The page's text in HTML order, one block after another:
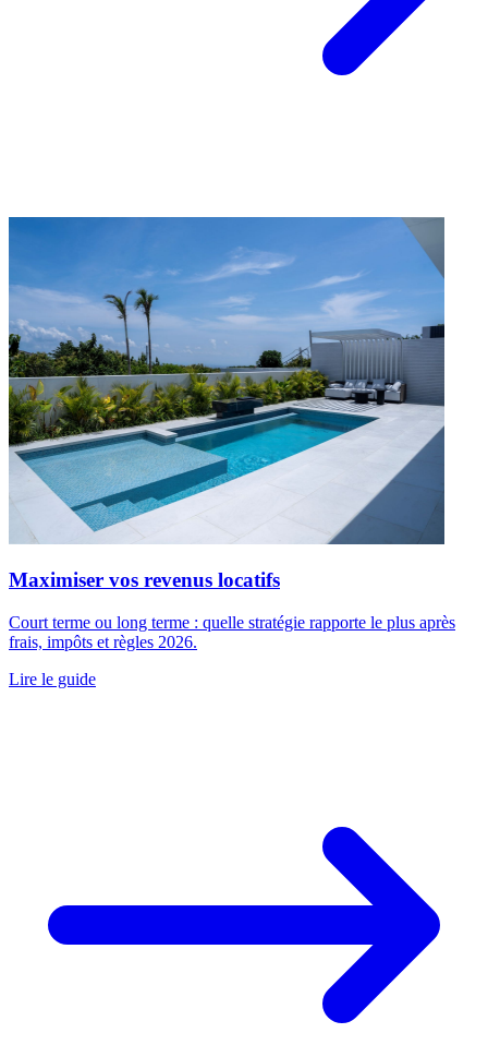
Maximiser vos revenus locatifs
Court terme ou long terme : quelle stratégie rapporte le plus après
frais, impôts et règles 2026.
Lire le guide